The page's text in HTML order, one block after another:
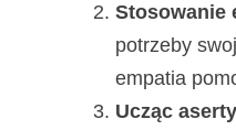
Stosowanie
potrzeby
empatia
Ucząc